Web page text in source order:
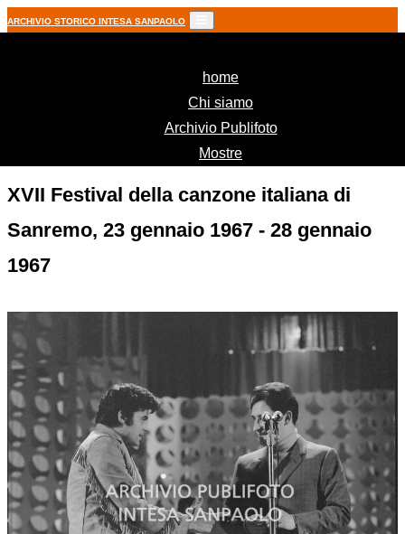
ARCHIVIO STORICO INTESA SANPAOLO
home(current)
Chi siamo
Archivio Publifoto
Mostre
XVII Festival della canzone italiana di
Sanremo, 23 gennaio 1967 - 28 gennaio
1967